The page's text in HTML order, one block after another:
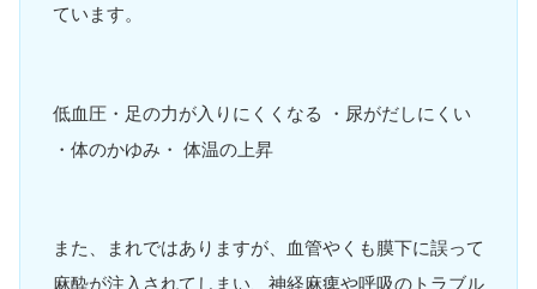
ています。
低血圧・足の力が入りにくくなる ・尿がだしにくい
・体のかゆみ・ 体温の上昇
また、まれではありますが、血管やくも膜下に誤って
麻酔が注入されてしまい、神経麻痺や呼吸のトラブル